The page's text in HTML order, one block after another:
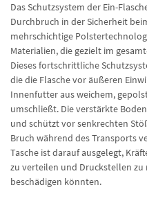
Das Schutzsystem der Ein-
Durchbruch in der Sicherheit
mehrschichtige
Materialien, die gezielt im
Dieses fortschrittliche
die die Flasche vor äußeren
Innenfutter aus weichem,
umschließt. Die verstärkte
und schützt vor senkrechten
Bruch während des Transports
Tasche ist darauf ausgelegt,
zu verteilen und Druckstellen zu
beschädigen könnten.